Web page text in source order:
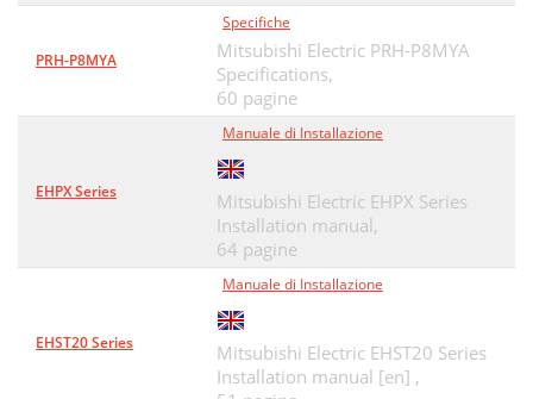
PRH-P8MYA
Specifiche
Mitsubishi Electric PRH-P8MYA
Specifications,
60 pagine
EHPX Series
Manuale di Installazione
Mitsubishi Electric EHPX Series
Installation manual,
64 pagine
EHST20 Series
Manuale di Installazione
Mitsubishi Electric EHST20 Series
Installation manual [en] ,